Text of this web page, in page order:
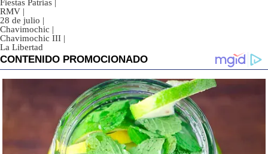
Fiestas Patrias |
RMV |
28 de julio |
Chavimochic |
Chavimochic III |
La Libertad